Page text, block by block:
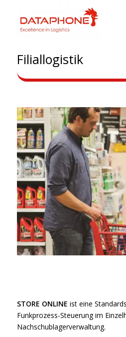
Filiallogistik
STORE ONLINE ist eine
Funkprozess-Steuerung im
Nachschublagerverwaltung.